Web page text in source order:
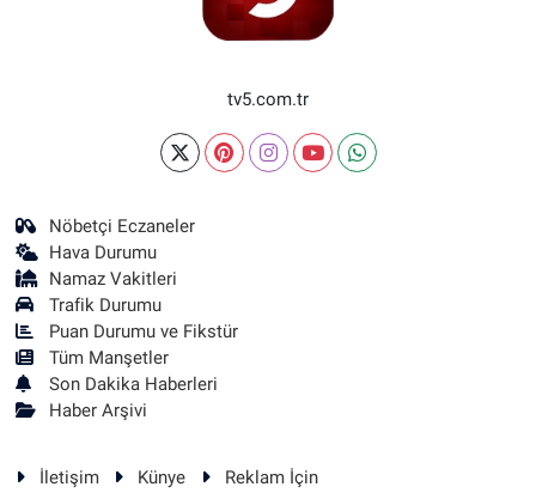
tv5.com.tr
Nöbetçi Eczaneler
Hava Durumu
Namaz Vakitleri
Trafik Durumu
Puan Durumu ve Fikstür
Tüm Manşetler
Son Dakika Haberleri
Haber Arşivi
İletişim Künye Reklam İçin